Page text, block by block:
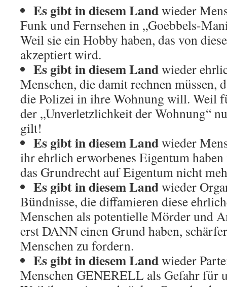
Es gibt in diesem Landwieder
Funk und Fernsehen in „Goebbels-
Weil sie ein Hobby haben, das von
akzeptiert wird.
Es gibt in diesem Landwieder
Menschen, die damit rechnen müssen,
die Polizei in ihre Wohnung will. Weil
der „Unverletzlichkeit der Wohnung“
gilt!
Es gibt in diesem Landwieder
ihr ehrlich erworbenes Eigentum
das Grundrecht auf Eigentum nicht
Es gibt in diesem Landwieder
Bündnisse, die diffamieren diese
Menschen als potentielle Mörder und
erst DANN einen Grund haben,
Menschen zu fordern.
Es gibt in diesem Landwieder
Menschen GENERELL als Gefahr für